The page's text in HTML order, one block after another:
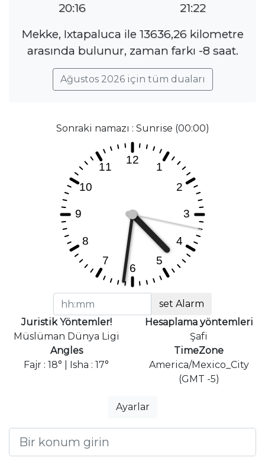
20:16
21:22
Mekke, Ixtapaluca ile 13636,26 kilometre
arasında bulunur, zaman farkı -8 saat.
Ağustos 2026 için tüm duaları
Sonraki namazı : Sunrise (00:00)
set Alarm
Juristik Yöntemler!
Müslüman Dünya Ligi
Hesaplama yöntemleri
Şafi
Angles
Fajr : 18° | Isha : 17°
TimeZone
America/Mexico_City
(GMT -5)
Ayarlar